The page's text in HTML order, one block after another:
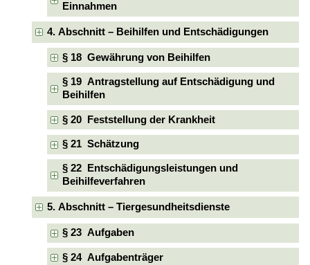
Einnahmen
4. Abschnitt – Beihilfen und Entschädigungen
§ 18 Gewährung von Beihilfen
§ 19 Antragstellung auf Entschädigung und
Beihilfen
§ 20 Feststellung der Krankheit
§ 21 Schätzung
§ 22 Entschädigungsleistungen und
Beihilfeverfahren
5. Abschnitt – Tiergesundheitsdienste
§ 23 Aufgaben
§ 24 Aufgabenträger